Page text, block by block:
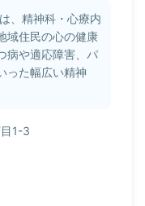
、精神科・心療内
域住民の心の健康
病や適応障害、パ
った幅広い精神
1-3